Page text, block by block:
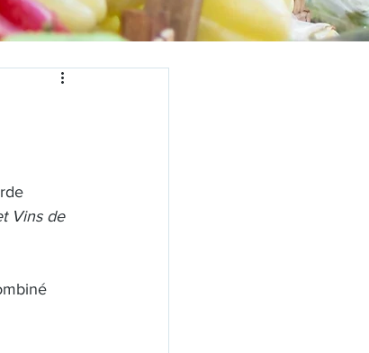
Vins de